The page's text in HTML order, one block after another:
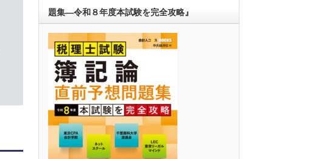
題集―令和８年度本試験を完全攻略』